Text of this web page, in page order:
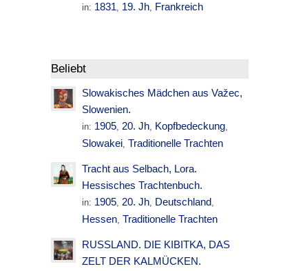
in: 1831, 19. Jh, Frankreich
Beliebt
Slowakisches Mädchen aus Važec,
Slowenien.
in: 1905,20. Jh, Kopfbedeckung,
Slowakei, Traditionelle Trachten
Tracht aus Selbach, Lora.
Hessisches Trachtenbuch.
in: 1905,20. Jh, Deutschland,
Hessen, Traditionelle Trachten
RUSSLAND. DIE KIBITKA, DAS
ZELT DER KALMÜCKEN.